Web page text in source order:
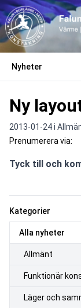
Nyheter
Kategorier
Alla nyheter
Allmänt
Funktionär
Läger och
Ny
2013-01-24 i
Prenumerera via:
Tyck till och